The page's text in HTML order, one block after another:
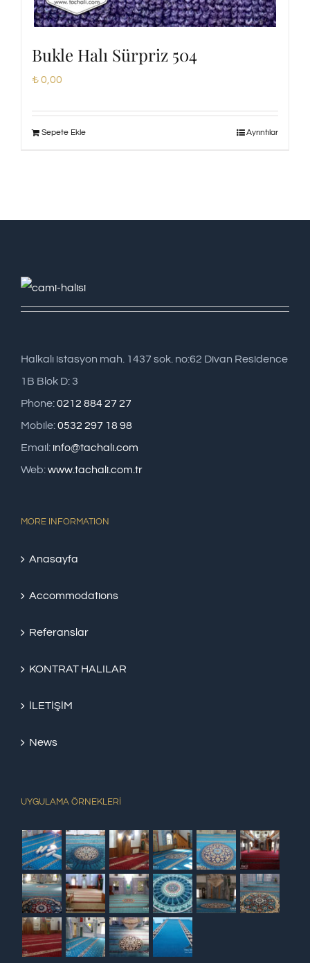
Bukle Halı Sürpriz 504
₺0,00
Sepete Ekle Ayrıntılar
Halkalı istasyon mah. 1437 sok. no:62 Divan Residence
1B Blok D: 3
Phone:0212 884 27 27
Mobile:0532 297 18 98
Email: info@tachali.com
Web:www.tachali.com.tr
MORE INFORMATION
Anasayfa
Accommodations
Referanslar
KONTRAT HALILAR
İLETİŞİM
News
UYGULAMA ÖRNEKLERİ